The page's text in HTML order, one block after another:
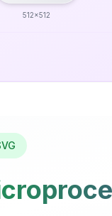
512x512